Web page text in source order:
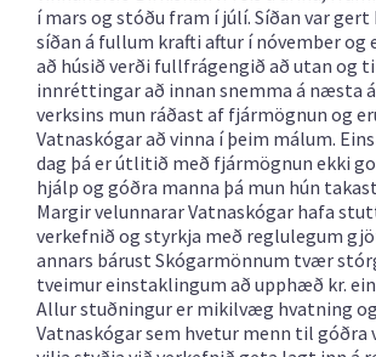
í mars og stóðu fram í júlí. Síðan var
síðan á fullum krafti aftur í nóvember og
að húsið verði fullfrágengið að utan og
innréttingar að innan snemma á næsta
verksins mun ráðast af fjármögnun og
Vatnaskógar að vinna í þeim málum.
dag þá er útlitið með fjármögnun ekki
hjálp og góðra manna þá mun hún
Margir velunnarar Vatnaskógar hafa
verkefnið og styrkja með reglulegum
annars bárust Skógarmönnum tvær
tveimur einstaklingum að upphæð kr.
Allur stuðningur er mikilvæg hvatning
Vatnaskógar sem hvetur menn til góðra